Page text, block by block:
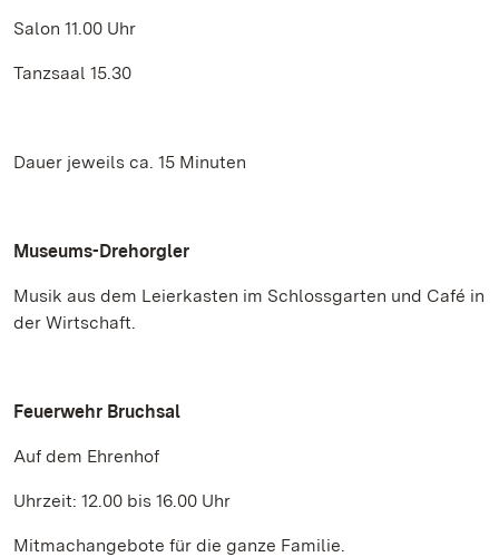
Salon 11.00 Uhr
Tanzsaal 15.30
Dauer jeweils ca. 15 Minuten
Museums-Drehorgler
Musik aus dem Leierkasten im Schlossgarten und Café in
der Wirtschaft.
Feuerwehr Bruchsal
Auf dem Ehrenhof
Uhrzeit: 12.00 bis 16.00 Uhr
Mitmachangebote für die ganze Familie.